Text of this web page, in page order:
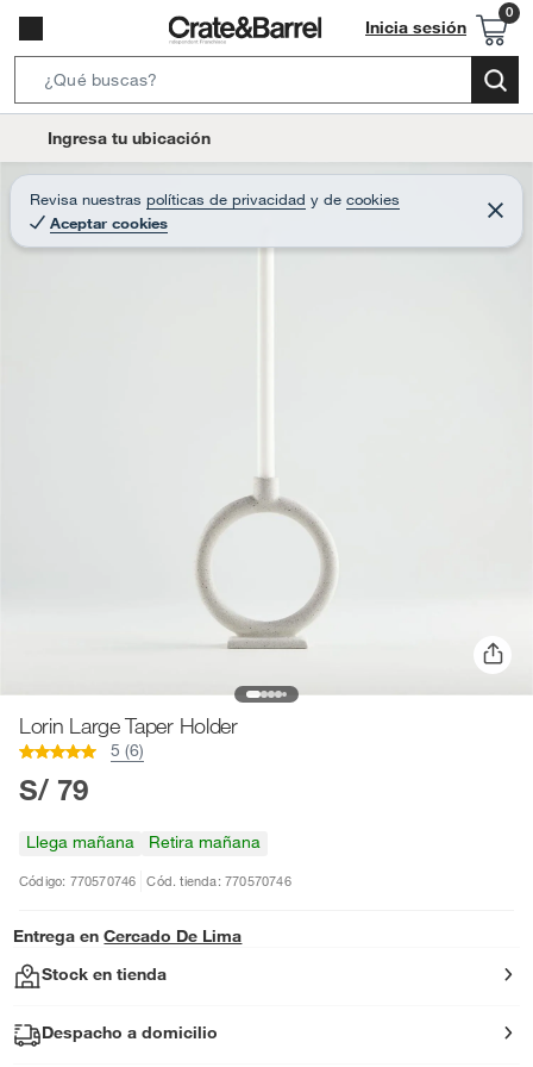
Inicia sesión
e
r
c
o
t
Ingresa tu ubicación
Revisa nuestras políticas de privacidad y de cookies
Aceptar cookies
C
e
r
Lorin Large Taper Holder
5 (6)
S/ 79
Llega mañana Retira mañana
Código: 770570746 Cód. tienda: 770570746
Entrega en Cercado De Lima
Stock en tienda
Despacho a domicilio